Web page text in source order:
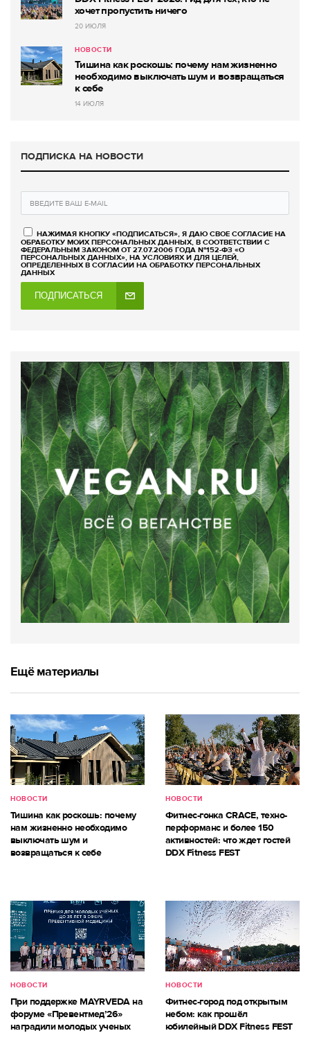
хочет пропустить ничего
20 ИЮЛЯ
НОВОСТИ
Тишина как роскошь: почему нам жизненно
необходимо выключать шум и возвращаться
к себе
14 ИЮЛЯ
ПОДПИСКА НА НОВОСТИ
НАЖИМАЯ КНОПКУ «ПОДПИСАТЬСЯ», Я ДАЮ СВОЕ СОГЛАСИЕ НА
ОБРАБОТКУ МОИХ ПЕРСОНАЛЬНЫХ ДАННЫХ, В СООТВЕТСТВИИ С
ФЕДЕРАЛЬНЫМ ЗАКОНОМ ОТ 27.07.2006 ГОДА №152-ФЗ «О
ПЕРСОНАЛЬНЫХ ДАННЫХ», НА УСЛОВИЯХ И ДЛЯ ЦЕЛЕЙ,
ОПРЕДЕЛЕННЫХ В СОГЛАСИИ НА ОБРАБОТКУ ПЕРСОНАЛЬНЫХ
ДАННЫХ
ПОДПИСАТЬСЯ
Ещё материалы
НОВОСТИ
Тишина как роскошь: почему
нам жизненно необходимо
выключать шум и
возвращаться к себе
НОВОСТИ
Фитнес-гонка CRACE, техно-
перформанс и более 150
активностей: что ждет гостей
DDX Fitness FEST
НОВОСТИ
При поддержке MAYRVEDA на
форуме «Превентмед’26»
наградили молодых ученых
НОВОСТИ
Фитнес-город под открытым
небом: как прошёл
юбилейный DDX Fitness FEST